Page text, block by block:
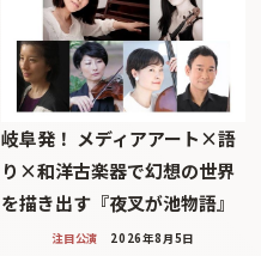
岐阜発！ メディアアート×語
り×和洋古楽器で幻想の世界
を描き出す『夜叉が池物語』
注目公演 2026年8月5日